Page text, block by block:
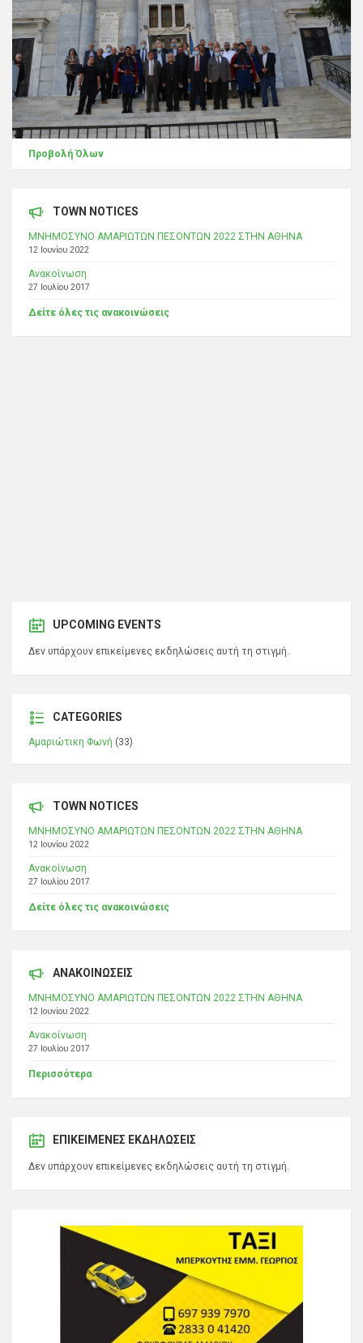
Προβολή Όλων
TOWN NOTICES
ΜΝΗΜΟΣΥΝΟ ΑΜΑΡΙΩΤΩΝ ΠΕΣΟΝΤΩΝ 2022 ΣΤΗΝ ΑΘΗΝΑ
12 Ιουνίου 2022
Ανακοίνωση
27 Ιουλίου 2017
Δείτε όλες τις ανακοινώσεις
UPCOMING EVENTS
Δεν υπάρχουν επικείμενες εκδηλώσεις αυτή τη στιγμή.
CATEGORIES
Αμαριώτικη Φωνή (33)
TOWN NOTICES
ΜΝΗΜΟΣΥΝΟ ΑΜΑΡΙΩΤΩΝ ΠΕΣΟΝΤΩΝ 2022 ΣΤΗΝ ΑΘΗΝΑ
12 Ιουνίου 2022
Ανακοίνωση
27 Ιουλίου 2017
Δείτε όλες τις ανακοινώσεις
ΑΝΑΚΟΙΝΩΣΕΙΣ
ΜΝΗΜΟΣΥΝΟ ΑΜΑΡΙΩΤΩΝ ΠΕΣΟΝΤΩΝ 2022 ΣΤΗΝ ΑΘΗΝΑ
12 Ιουνίου 2022
Ανακοίνωση
27 Ιουλίου 2017
Περισσότερα
ΕΠΙΚΕΊΜΕΝΕΣ ΕΚΔΗΛΏΣΕΙΣ
Δεν υπάρχουν επικείμενες εκδηλώσεις αυτή τη στιγμή.